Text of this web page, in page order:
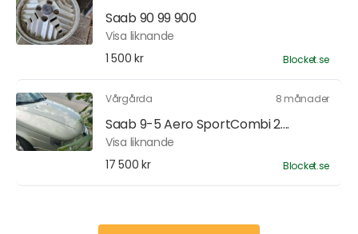
Saab 90 99 900
Visa liknande
1 500 kr
Blocket.se
Vårgårda 8 månader
Saab 9-5 Aero SportCombi 2....
Visa liknande
17 500 kr
Blocket.se